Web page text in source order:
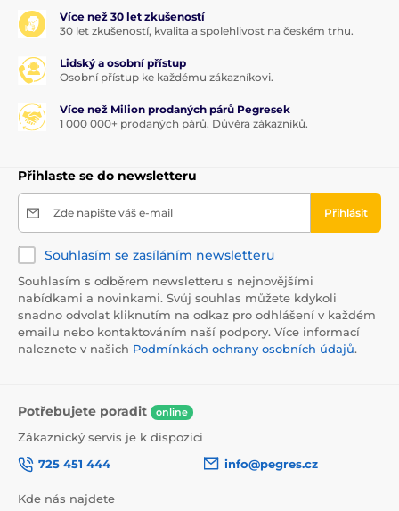
Více než 30 let zkušeností
30 let zkušeností, kvalita a spolehlivost na českém trhu.
Lidský a osobní přístup
Osobní přístup ke každému zákazníkovi.
Více než Milion prodaných párů Pegresek
1 000 000+ prodaných párů. Důvěra zákazníků.
Přihlaste se do newsletteru
Zde napište váš e-mail Přihlásit
Souhlasím se zasíláním newsletteru
Souhlasím s odběrem newsletteru s nejnovějšími
nabídkami a novinkami. Svůj souhlas můžete kdykoli
snadno odvolat kliknutím na odkaz pro odhlášení v každém
emailu nebo kontaktováním naší podpory. Více informací
naleznete v našich Podmínkách ochrany osobních údajů.
Potřebujete poradit online
Zákaznický servis je k dispozici
725 451 444
info@pegres.cz
Kde nás najdete